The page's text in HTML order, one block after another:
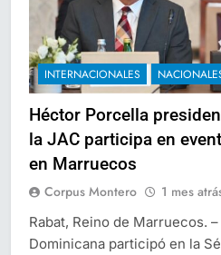
INTERNACIONALES
Héctor Porcella
la JAC participa en
en Marruecos
Corpus Montero 1 mes
Rabat, Reino de Marruecos.
Dominicana participó en la